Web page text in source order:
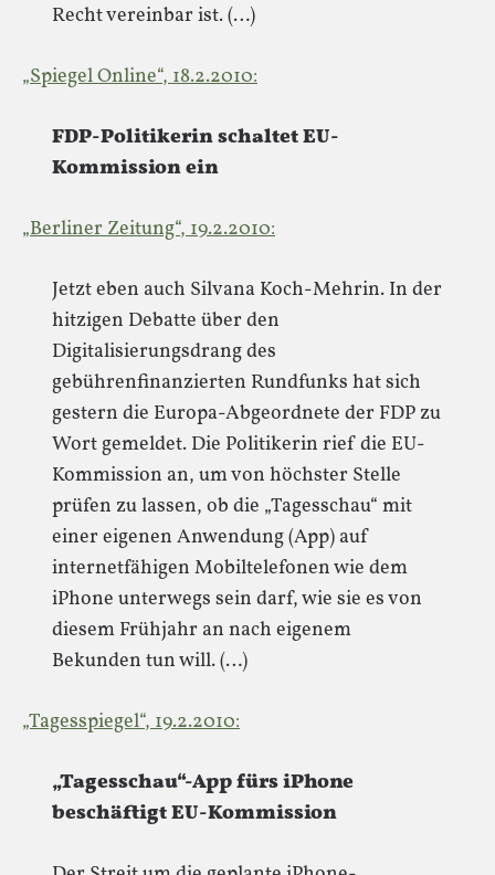
Recht vereinbar ist. (…)
„Spiegel Online“, 18.2.2010:
FDP-Politikerin schaltet EU-
Kommission ein
„Berliner Zeitung“, 19.2.2010:
Jetzt eben auch Silvana Koch-Mehrin. In der
hitzigen Debatte über den
Digitalisierungsdrang des
gebührenfinanzierten Rundfunks hat sich
gestern die Europa-Abgeordnete der FDP zu
Wort gemeldet. Die Politikerin rief die EU-
Kommission an, um von höchster Stelle
prüfen zu lassen, ob die „Tagesschau“ mit
einer eigenen Anwendung (App) auf
internetfähigen Mobiltelefonen wie dem
iPhone unterwegs sein darf, wie sie es von
diesem Frühjahr an nach eigenem
Bekunden tun will. (…)
„Tagesspiegel“, 19.2.2010:
„Tagesschau“-App fürs iPhone
beschäftigt EU-Kommission